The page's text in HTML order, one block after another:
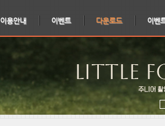
이용안내 이벤트 다운로드 이벤